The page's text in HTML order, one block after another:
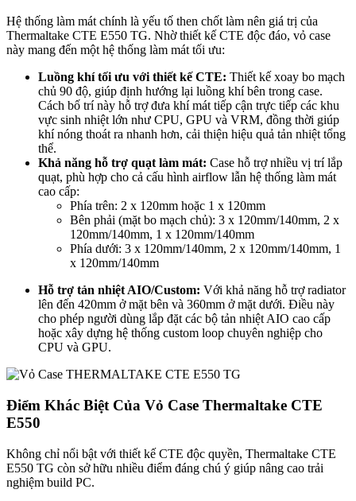
Hệ thống làm mát chính là yếu tố then chốt làm nên giá trị của
Thermaltake CTE E550 TG. Nhờ thiết kế CTE độc đáo, vỏ case
này mang đến một hệ thống làm mát tối ưu:
Luồng khí tối ưu với thiết kế CTE: Thiết kế xoay bo mạch
chủ 90 độ, giúp định hướng lại luồng khí bên trong case.
Cách bố trí này hỗ trợ đưa khí mát tiếp cận trực tiếp các khu
vực sinh nhiệt lớn như CPU, GPU và VRM, đồng thời giúp
khí nóng thoát ra nhanh hơn, cải thiện hiệu quả tản nhiệt tổng
thể.
Khả năng hỗ trợ quạt làm mát: Case hỗ trợ nhiều vị trí lắp
quạt, phù hợp cho cả cấu hình airflow lẫn hệ thống làm mát
cao cấp:
Phía trên: 2 x 120mm hoặc 1 x 120mm
Bên phải (mặt bo mạch chủ): 3 x 120mm/140mm, 2 x
120mm/140mm, 1 x 120mm/140mm
Phía dưới: 3 x 120mm/140mm, 2 x 120mm/140mm, 1
x 120mm/140mm
Hỗ trợ tản nhiệt AIO/Custom: Với khả năng hỗ trợ radiator
lên đến 420mm ở mặt bên và 360mm ở mặt dưới. Điều này
cho phép người dùng lắp đặt các bộ tản nhiệt AIO cao cấp
hoặc xây dựng hệ thống custom loop chuyên nghiệp cho
CPU và GPU.
Điểm Khác Biệt Của Vỏ Case Thermaltake CTE
E550
Không chỉ nổi bật với thiết kế CTE độc quyền, Thermaltake CTE
E550 TG còn sở hữu nhiều điểm đáng chú ý giúp nâng cao trải
nghiệm build PC.